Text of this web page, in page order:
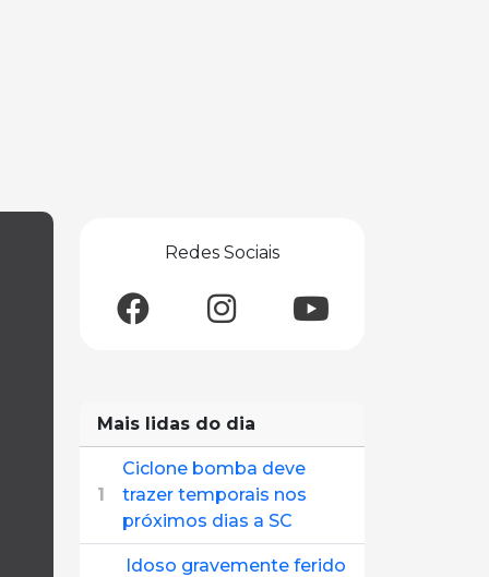
Redes Sociais
Mais lidas do dia
1
Ciclone bomba deve
trazer temporais nos
próximos dias a SC
Idoso gravemente ferido